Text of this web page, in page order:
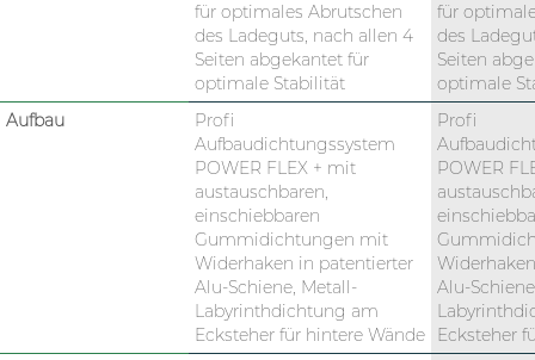
für optimales Abrutschen
des Ladeguts, nach allen 4
Seiten abgekantet für
optimale Stabilität
für
des
Seiten
optimale
Aufbau
Profi
Aufbaudichtungssystem
POWER FLEX + mit
austauschbaren,
einschiebbaren
Gummidichtungen mit
Widerhaken in patentierter
Alu-Schiene, Metall-
Labyrinthdichtung am
Ecksteher für hintere Wände
Profi
POWER
Alu-
Ecksteher